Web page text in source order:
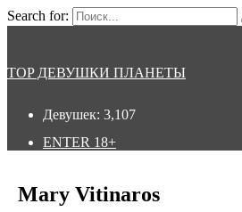
Search for:
TOP ДЕВУШКИ ПЛАНЕТЫ
Девушек: 3,107
ENTER 18+
Mary Vitinaros